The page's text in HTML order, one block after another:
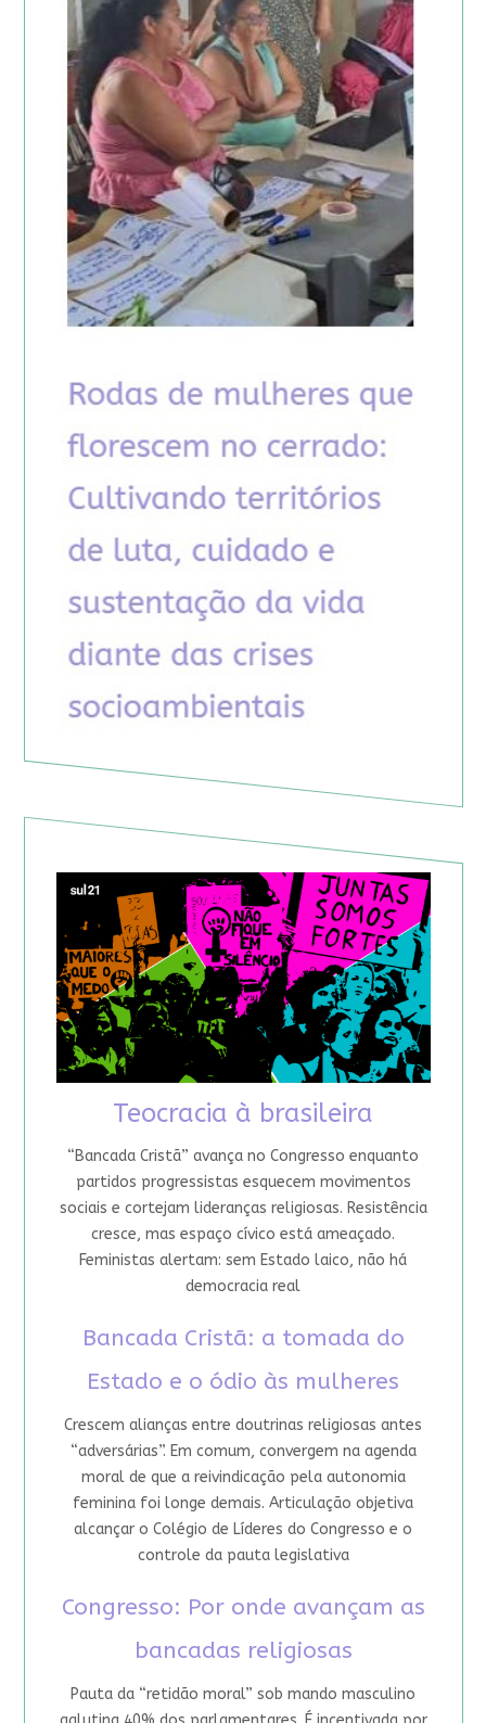
Teocracia à brasileira
“Bancada Cristã” avança no Congresso enquanto
partidos progressistas esquecem movimentos
sociais e cortejam lideranças religiosas. Resistência
cresce, mas espaço cívico está ameaçado.
Feministas alertam: sem Estado laico, não há
democracia real
Bancada Cristã: a tomada do
Estado e o ódio às mulheres
Crescem alianças entre doutrinas religiosas antes
“adversárias”. Em comum, convergem na agenda
moral de que a reivindicação pela autonomia
feminina foi longe demais. Articulação objetiva
alcançar o Colégio de Líderes do Congresso e o
controle da pauta legislativa
Congresso: Por onde avançam as
bancadas religiosas
Pauta da “retidão moral” sob mando masculino